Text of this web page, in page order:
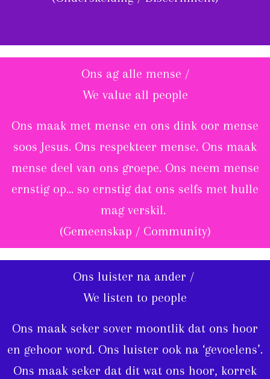
Ons ag alle mense /
We value all people
Ons maak met mense en ons dink oor mense
soos Jesus. Ons respekteer mense. Ons maak
mense deel van ons groepe. Ons neem mense
ernstig op… so ernstig dat ons selfs met hulle
mag verskil.
(Gemeenskap / Community)
Ons luister na ander /
We listen to people
Ons maak seker sover moontlik dat ons hoor
en gehoor word. Ons luister ook na ‘gevoelens’.
Ons maak seker dat dit wat ons hoor, korrek